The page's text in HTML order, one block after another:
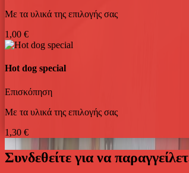
Με τα υλικά της επιλογής σας
1,00 €
Hot dog special
Επισκόπηση
Με τα υλικά της επιλογής σας
1,30 €
Συνδεθείτε για να